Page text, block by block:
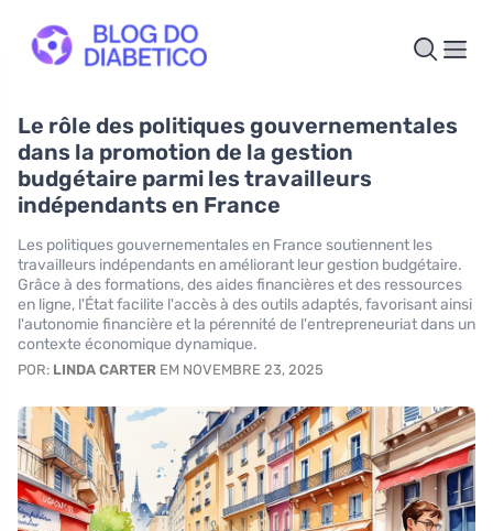
Le rôle des politiques gouvernementales
dans la promotion de la gestion
budgétaire parmi les travailleurs
indépendants en France
Les politiques gouvernementales en France soutiennent les
travailleurs indépendants en améliorant leur gestion budgétaire.
Grâce à des formations, des aides financières et des ressources
en ligne, l'État facilite l'accès à des outils adaptés, favorisant ainsi
l'autonomie financière et la pérennité de l'entrepreneuriat dans un
contexte économique dynamique.
POR: LINDA CARTER EM NOVEMBRE 23, 2025